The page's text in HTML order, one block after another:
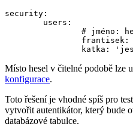
security:
Místo hesel v čitelné podobě lze
konfigurace.
Toto řešení je vhodné spíš pro
vytvořit autentikátor, který bude
databázové tabulce.